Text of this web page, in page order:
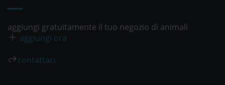
aggiungi gratuitamente il tuo negozio di animali
aggiungi ora
contattaci